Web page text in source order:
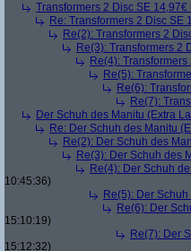
Transformers 2 Disc SE 14,97€
Re: Transformers 2 Disc SE
Re(2): Transformers 2
Re(3): Transformers 2
Re(4):
Re(5):
Re(6):
Re(7):
Der Schuh des Manitu (Extra
Re: Der Schuh des Manitu
Re(2): Der Schuh des
Re(3): Der Schuh des
Re(4): Der Schuh
10:45:36)
Re(5): Der
Re(6): Der
15:10:19)
Re(7): Der
15:12:32)